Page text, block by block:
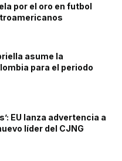
por el oro en futbol
asume la
para el periodo
EU lanza advertencia a
líder del CJNG